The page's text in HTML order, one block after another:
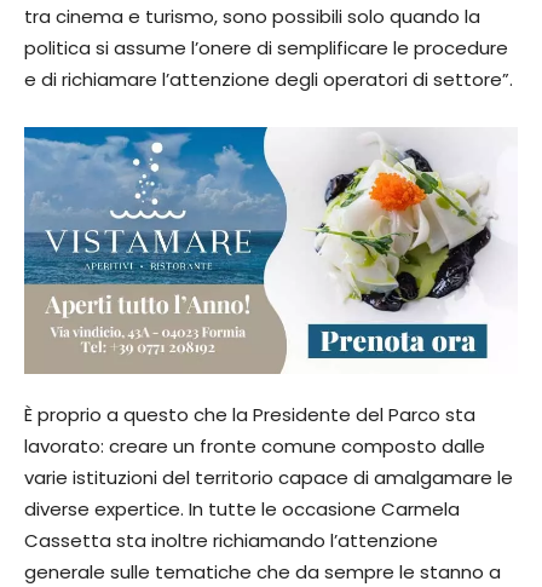
tra cinema e turismo, sono possibili solo quando la
politica si assume l’onere di semplificare le procedure
e di richiamare l’attenzione degli operatori di settore”.
È proprio a questo che la Presidente del Parco sta
lavorato: creare un fronte comune composto dalle
varie istituzioni del territorio capace di amalgamare le
diverse expertice. In tutte le occasione Carmela
Cassetta sta inoltre richiamando l’attenzione
generale sulle tematiche che da sempre le stanno a